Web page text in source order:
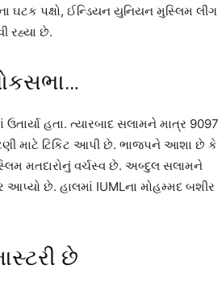
ઘટક પક્ષો, ઈન્ડિયન યુનિયન મુસ્લિમ લીગ
રહ્યા છે.
હતા. ત્યારબાદ સલામને માત્ર 9097
માટે ટિકિટ આપી છે. ભાજપને આશા છે કે
મતદારોનું વર્ચસ્વ છે. અબ્દુલ સલામને
આપ્યો છે. હાલમાં IUMLના મોહમ્મદ બશીર
છે